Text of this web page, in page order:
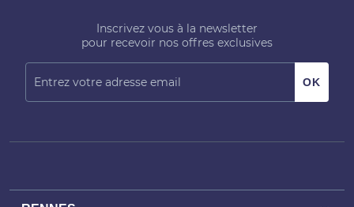
Inscrivez vous à la newsletter
pour recevoir nos offres exclusives